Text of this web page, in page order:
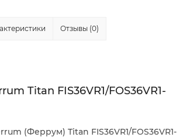
Отзывы (0)
Titan FIS36VR1/FOS36VR1-
(Феррум) Titan FIS36VR1/FOS36VR1-